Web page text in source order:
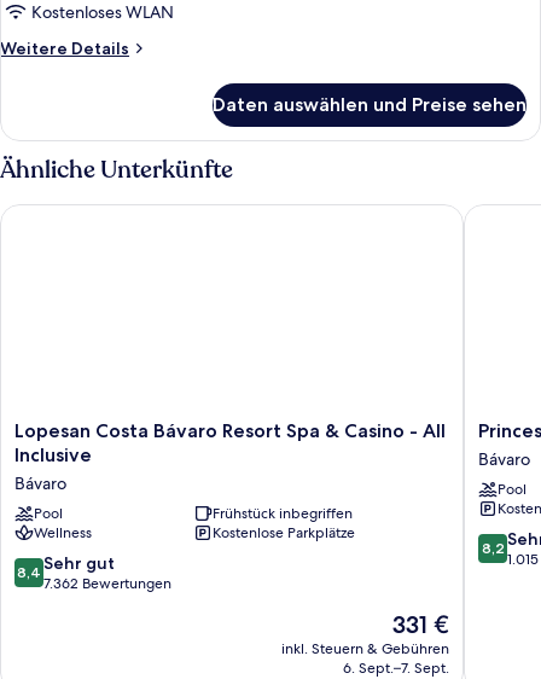
SUITE)
anzeigen
Kostenloses WLAN
Weitere Details
Weitere
(SWANK
SUITE)
Daten auswählen und Preise sehen
Ähnliche Unterkünfte
Lopesan
Costa
Resort
Spa
&
Casino
-
Lopesan Costa Bávaro Resort Spa & Casino - All
Inclusive
Bávaro
Pool
Frühstück inbegriffen
Wellness
Kostenlose Parkplätze
8.4
von
8,4 Sehr gut
7.362 Bewertungen
Der
Preis
beträgt
331 €
inkl. Steuern & Gebühren
6. Sept.–7. Sept.
Lopesan Costa Bávaro Resort Spa & Casino - All Inclusive
Princess
Family
Club
Bavaro
-
All
Inclusive
Bávaro
Pool
8.2
von
8,2